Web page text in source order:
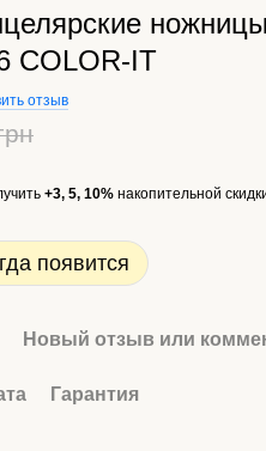
ножницы
COLOR-IT
отзыв
+3, 5, 10% накопительной
появится
Новый отзыв или
Гарантия